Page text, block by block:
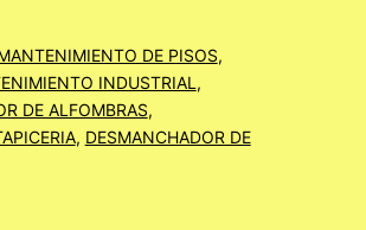
DE PISOS,
INDUSTRIAL ,
DE ALFOMBRAS,
, DESMANCHADOR DE